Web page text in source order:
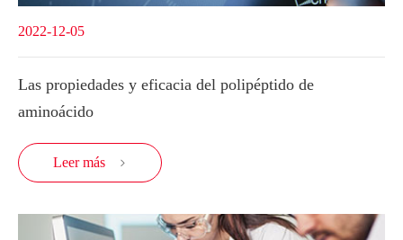
2022-12-05
Las propiedades y eficacia del polipéptido de
aminoácido
Leer más 